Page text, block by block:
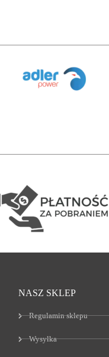
NASZ SKLEP
Regulamin sklepu
Wysyłka